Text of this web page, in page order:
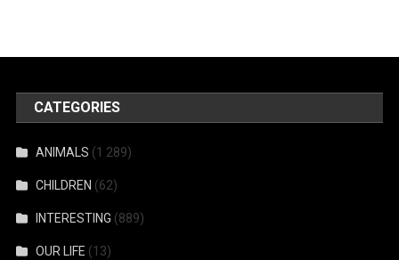
CATEGORIES
ANIMALS (1 289)
CHILDREN (62)
INTERESTING (889)
OUR LIFE (13)